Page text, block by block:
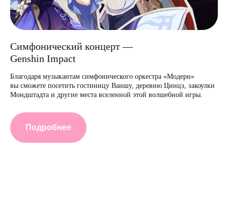
Симфонический концерт —
Genshin Impact
Благодаря музыкантам симфонического оркестра «Модерн»
вы сможете посетить гостиницу Ваншу, деревню Цинцэ, закоулки
Мондштадта и другие места вселенной этой волшебной игры.
Подробнее